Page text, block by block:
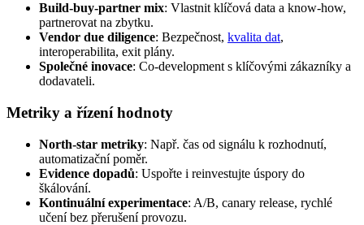
Build‑buy‑partner mix: Vlastnit klíčová data a know‑how,
partnerovat na zbytku.
Vendor due diligence: Bezpečnost, kvalita dat,
interoperabilita, exit plány.
Společné inovace: Co‑development s klíčovými zákazníky a
dodavateli.
Metriky a řízení hodnoty
North‑star metriky: Např. čas od signálu k rozhodnutí,
automatizační poměr.
Evidence dopadů: Uspořte i reinvestujte úspory do
škálování.
Kontinuální experimentace: A/B, canary release, rychlé
učení bez přerušení provozu.